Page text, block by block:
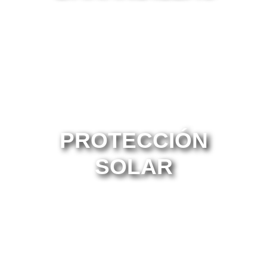
PROTECCIÓN
SOLAR